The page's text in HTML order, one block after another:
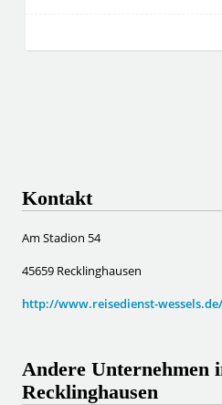
Kontakt
Am Stadion 54
45659 Recklinghausen
http://www.reisedienst-wessels.de/
Andere Unternehmen
Recklinghausen